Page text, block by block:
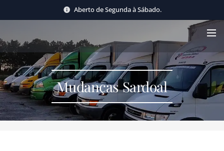
Aberto de Segunda à Sábado.
Mudanças Sardoal